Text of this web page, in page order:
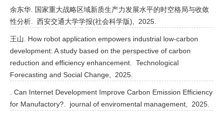
余东华. 国家重大战略区域新质生产力发展水平的时空格局与收敛
性分析.
西安交通大学学报(社会科学版), 2025.
王山. How robot application empowers industrial low-carbon
development: A study based on the perspective of carbon
reduction and efficiency enhancement.
Technological
Forecasting and Social Change,
2025.
. Can Internet Development Improve Carbon Emission Efficiency
for Manufactory?.
journal of enviromental management, 2025.